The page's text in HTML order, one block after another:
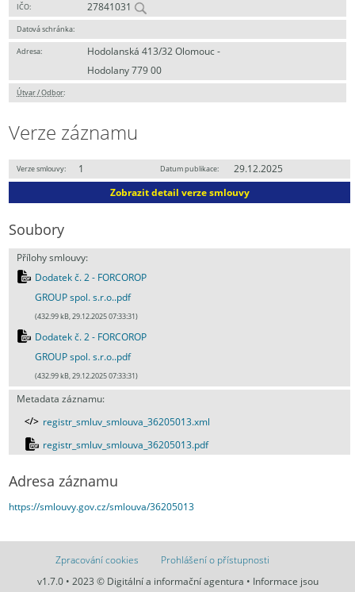
IČO: 27841031
Datová schránka:
Adresa:
Hodolanská 413/32 Olomouc -
Hodolany 779 00
Útvar / Odbor:
Verze záznamu
Verze smlouvy: 1 Datum publikace:
29.12.2025
Zobrazit detail verze smlouvy
Soubory
Přílohy smlouvy:
Dodatek č. 2 - FORCOROP
GROUP spol. s.r.o..pdf
(432.99 kB, 29.12.2025 07:33:31)
Dodatek č. 2 - FORCOROP
GROUP spol. s.r.o..pdf
(432.99 kB, 29.12.2025 07:33:31)
Metadata záznamu:
registr_smluv_smlouva_36205013.xml
registr_smluv_smlouva_36205013.pdf
Adresa záznamu
https://smlouvy.gov.cz/smlouva/36205013
Zpracování cookies
Prohlášení o přístupnosti
v1.7.0 • 2023 © Digitální a informační agentura • Informace jsou